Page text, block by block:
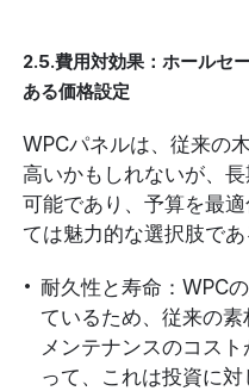
2.5.費用対効果：ホールセ
ある価格設定
WPCパネルは、従来の
高いかもしれないが、
可能であり、予算を最
ては魅力的な選択肢であ
耐久性と寿命：WPC
ているため、従来の
メンテナンスのコス
って、これは投資に